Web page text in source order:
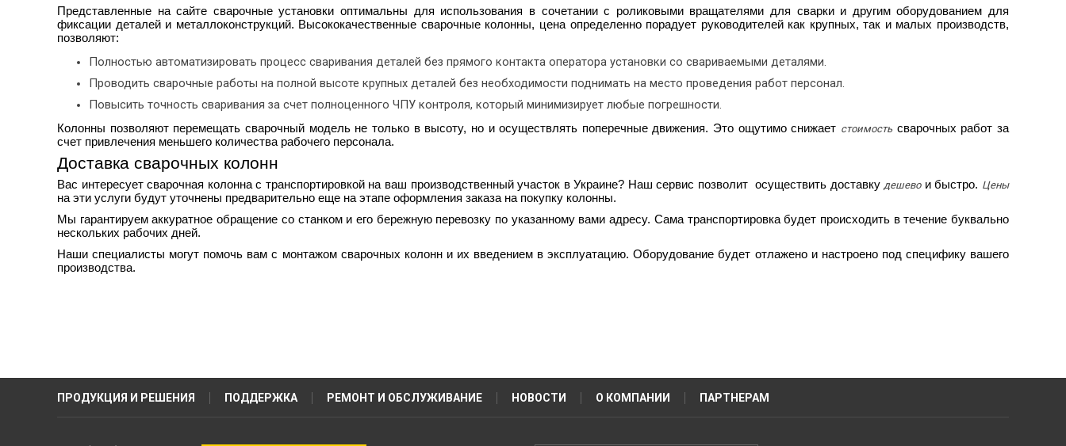
Представленные на сайте сварочные установки оптимальны для использования в сочетании с роликовыми вращателями для сварки и другим оборудованием для
фиксации деталей и металлоконструкций. Высококачественные сварочные колонны, ценаопределенно порадует руководителей как крупных, так и малых производств,
позволяют:
Полностью автоматизировать процесс сваривания деталей без прямого контакта оператора установки со свариваемыми деталями.
Проводить сварочные работы на полной высоте крупных деталей без необходимости поднимать на место проведения работ персонал.
Повысить точность сваривания за счет полноценного ЧПУ контроля, который минимизирует любые погрешности.
Колонны позволяют перемещать сварочный модель не только в высоту, но и осуществлять поперечные движения. Это ощутимо снижает стоимость сварочных работ за
счет привлечения меньшего количества рабочего персонала.
Доставка сварочных колонн
Вас интересуетсварочная колоннас транспортировкой на ваш производственный участок в Украине? Наш сервис позволит осуществить доставку дешевои быстро. Цены
на эти услуги будут уточнены предварительно еще на этапе оформления заказа на покупку колонны.
Мы гарантируем аккуратное обращение со станком и его бережную перевозку по указанному вами адресу. Сама транспортировка будет происходить в течение буквально
нескольких рабочих дней.
Наши специалисты могут помочь вам с монтажом сварочных колонн и их введением в эксплуатацию. Оборудование будет отлажено и настроено под специфику вашего
производства.
ПРОДУКЦИЯ И РЕШЕНИЯ ПОДДЕРЖКА РЕМОНТ И ОБСЛУЖИВАНИЕ НОВОСТИ О КОМПАНИИ ПАРТНЕРАМ